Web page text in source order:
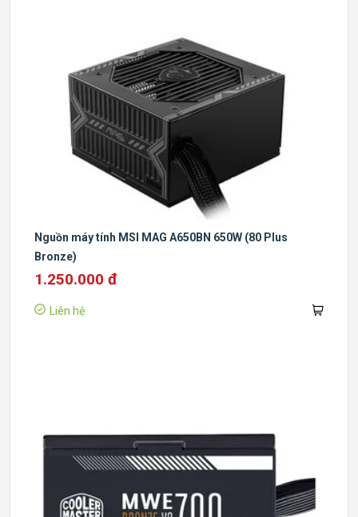
Nguồn máy tính MSI MAG A650BN 650W (80 Plus
Bronze)
1.250.000 đ
Liên hệ